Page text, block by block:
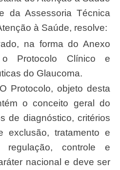
da Assessoria Técnica
à Saúde, resolve:
Protocolo Clínico e
do Glaucoma.
o conceito geral do
de diagnóstico, critérios
exclusão, tratamento e
regulação, controle e
nacional e deve ser